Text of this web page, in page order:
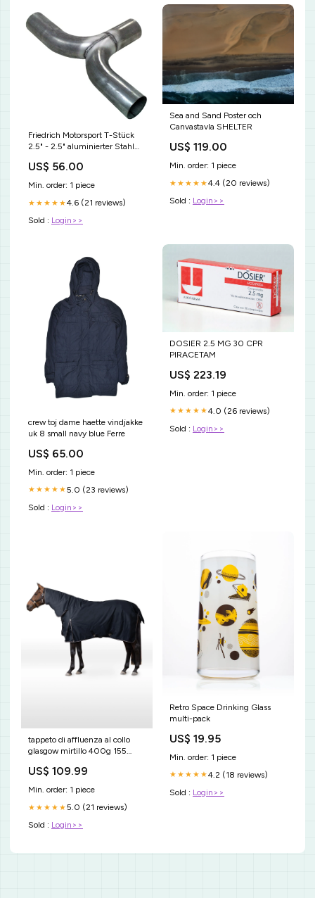
Friedrich Motorsport T-Stück
2.5" - 2.5" aluminierter Stahl
US$ 56.00
Min. order: 1 piece
★★★★★4.6 (21 reviews)
Sold : Login>>
Sea and Sand Poster och
Canvastavla SHELTER
US$ 119.00
Min. order: 1 piece
★★★★★4.4 (20 reviews)
Sold : Login>>
crew toj dame haette vindjakke
uk 8 small navy blue Ferre
US$ 65.00
Min. order: 1 piece
★★★★★5.0 (23 reviews)
Sold : Login>>
DOSIER 2.5 MG 30 CPR
PIRACETAM
US$ 223.19
Min. order: 1 piece
★★★★★4.0 (26 reviews)
Sold : Login>>
tappeto di affluenza al collo
glasgow mirtillo 400g 155
US$ 109.99
Min. order: 1 piece
★★★★★5.0 (21 reviews)
Sold : Login>>
Retro Space Drinking Glass
multi-pack
US$ 19.95
Min. order: 1 piece
★★★★★4.2 (18 reviews)
Sold : Login>>